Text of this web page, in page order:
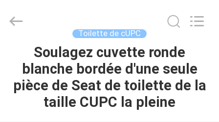
MAISON
PRODUITS
Sanitary
Toilette de cUPC
Soulagez cuvette ronde
blanche bordée d'une seule
pièce de Seat de toilette de la
taille CUPC la pleine